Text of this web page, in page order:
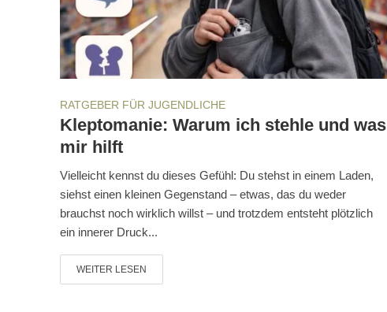
RATGEBER FÜR JUGENDLICHE
Kleptomanie: Warum ich stehle und was
mir hilft
Vielleicht kennst du dieses Gefühl: Du stehst in einem Laden,
siehst einen kleinen Gegenstand – etwas, das du weder
brauchst noch wirklich willst – und trotzdem entsteht plötzlich
ein innerer Druck...
WEITER LESEN